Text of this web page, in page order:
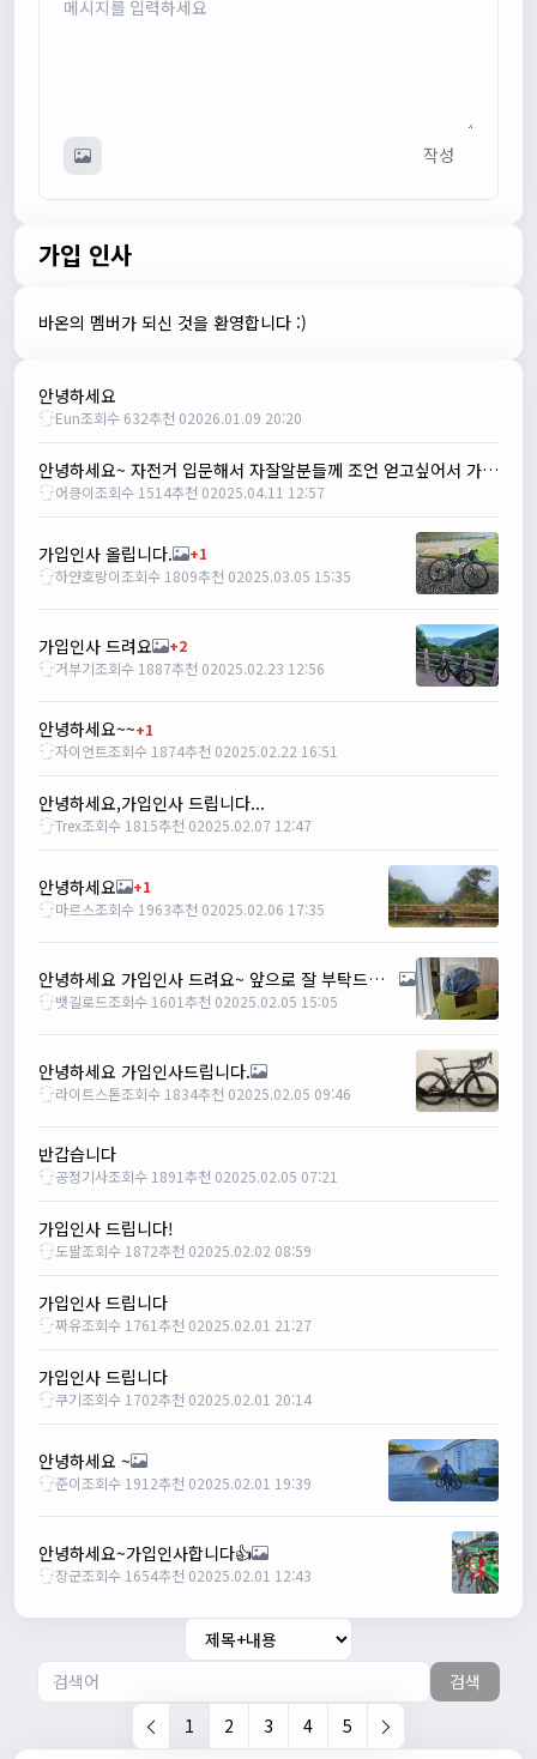
뇽
다들 좋은하루되세요~
배과장12:48:20
배과장12:48:33
존명12:42:39
명신이13:35:29
안녕하세요
루나워커 20:37:55
좋네요. 이것저것 많이요
열심히타자21:12:34
설연휴인데 날씨가..ㅠㅠ
1/28/2025
명절 행복하게 보내세요~ !!
1/29/2025
2chun09:38:46
명절 잘 보내세요~!
12:33:45
2/1/2025
Leepi08:05:10
좌측 로고(메인 대문) 누르면 홈으로 이동할때 왼쪽으로 가서
눌러야 해서 불편하네요. 가운데에 있거나 빈공간을 눌러도
메인으로 이동하게 해주실수 있나요>?
2/3/2025
한번 확인해보겠습니다 :)
너무 추워요
2/10/2025
부두게이 BRBR09:54:20
잔차나라 화이팅!!
감사합니다 파이팅!!!!
2/14/2025
서준22:03:11
저 첫 로드로 힉스 바버비 살려하는데 괜찮나요?
2/16/2025
자출조아
15:14:23
시즌온 하신 분들 모두 안라하세요~~
2/17/2025
시즌온이랑 안라가 몬가요?
시즌온은 시즌이 시작됬다는거고 안라는 안전한 라이딩으로
자출조아
2/20/2025
작성
가입 인사
바온의 멤버가 되신 것을 환영합니다 :)
안녕하세요
Eun조회수 632추천 02026.01.09 20:20
안녕하세요~ 자전거 입문해서 자잘알분들께 조언 얻고싶어서 가입했습니다!
어킁이조회수 1514추천 02025.04.11 12:57
가입인사 올립니다.
+1
하얀호랑이조회수 1809추천 02025.03.05 15:35
가입인사 드려요
+2
거부기조회수 1887추천 02025.02.23 12:56
안녕하세요~~+1
자이언트조회수 1874추천 02025.02.22 16:51
안녕하세요,가입인사 드립니다...
Trex조회수 1815추천 02025.02.07 12:47
안녕하세요
+1
마르스조회수 1963추천 02025.02.06 17:35
안녕하세요 가입인사 드려요~ 앞으로 잘 부탁드립니다
뱃길로드조회수 1601추천 02025.02.05 15:05
안녕하세요 가입인사드립니다.
라이트스톤조회수 1834추천 02025.02.05 09:46
반갑습니다
공정기사조회수 1891추천 02025.02.05 07:21
가입인사 드립니다!
도팔조회수 1872추천 02025.02.02 08:59
가입인사 드립니다
짜유조회수 1761추천 02025.02.01 21:27
가입인사 드립니다
쿠기조회수 1702추천 02025.02.01 20:14
안녕하세요 ~
준이조회수 1912추천 02025.02.01 19:39
안녕하세요~가입인사합니다👍
장군조회수 1654추천 02025.02.01 12:43
검색
1
2 3 4 5